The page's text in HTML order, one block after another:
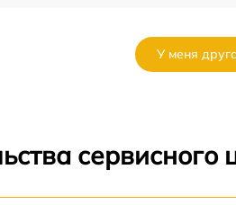
У меня
сервисного